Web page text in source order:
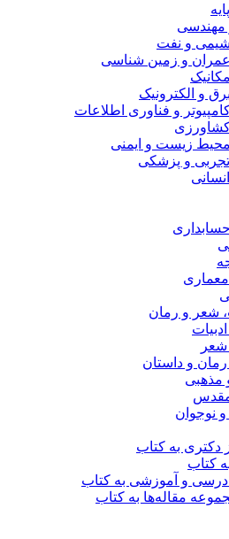
مهندسی
و نفت
و زمین شناسی
و الکترونیک
و فناوری اطلاعات
زیست و ایمنی
و پزشکی
شعر و رمان
و داستان
مذهبی
مقدس
نوجوان
دکتری به کتاب
کتاب
درسی و آموزشی به کتاب
مقاله‌ها به کتاب